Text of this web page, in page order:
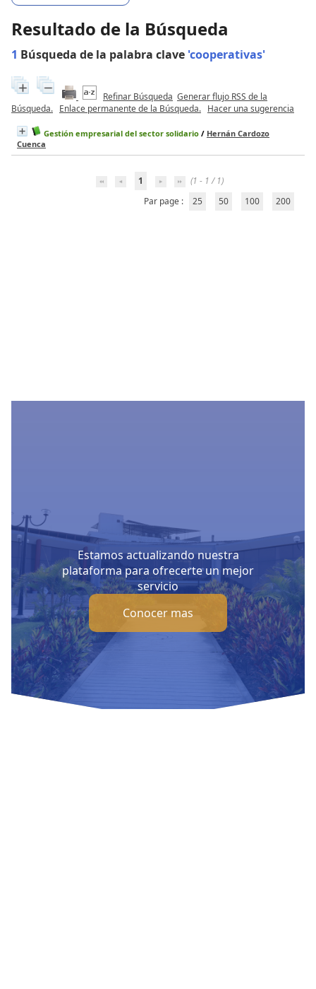
Resultado de la Búsqueda
1 Búsqueda de la palabra clave 'cooperativas'
Refinar Búsqueda Generar flujo RSS de la
Búsqueda. Enlace permanente de la Búsqueda. Hacer una sugerencia
Gestión empresarial del sector solidario / Hernán Cardozo
Cuenca
1
(1 - 1 / 1)
Par page :
25 50 100 200
Estamos actualizando nuestra
plataforma para ofrecerte un mejor
servicio
Conocer mas